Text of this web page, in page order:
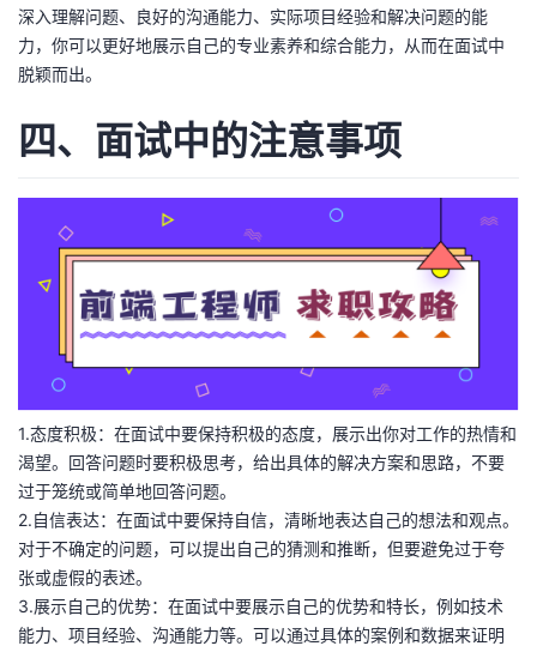
深入理解问题、良好的沟通能力、实际项目经验和解决问题的能
力，你可以更好地展示自己的专业素养和综合能力，从而在面试中
脱颖而出。
四、面试中的注意事项
1.态度积极：在面试中要保持积极的态度，展示出你对工作的热情和
渴望。回答问题时要积极思考，给出具体的解决方案和思路，不要
过于笼统或简单地回答问题。
2.自信表达：在面试中要保持自信，清晰地表达自己的想法和观点。
对于不确定的问题，可以提出自己的猜测和推断，但要避免过于夸
张或虚假的表述。
3.展示自己的优势：在面试中要展示自己的优势和特长，例如技术
能力、项目经验、沟通能力等。可以通过具体的案例和数据来证明